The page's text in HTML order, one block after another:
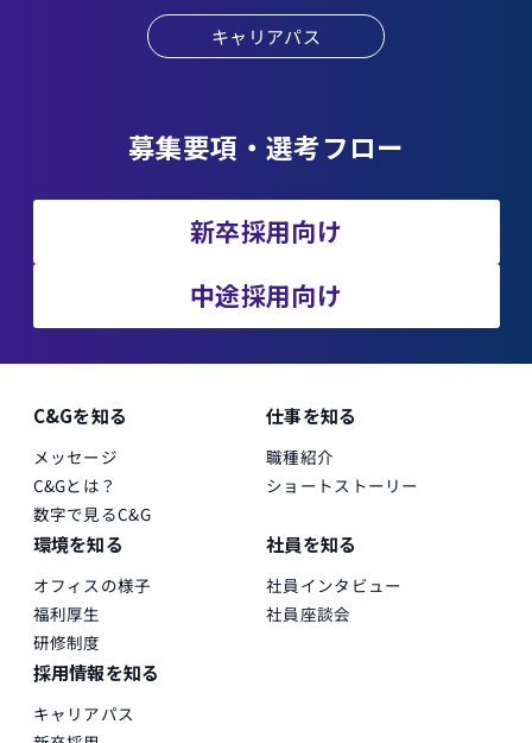
キャリアパス
募集要項・選考フロー
新卒採用向け
中途採用向け
C&Gを知る
メッセージ
C&Gとは？
数字で見るC&G
仕事を知る
職種紹介
ショートストーリー
環境を知る
オフィスの様子
福利厚生
研修制度
社員を知る
社員インタビュー
社員座談会
採用情報を知る
キャリアパス